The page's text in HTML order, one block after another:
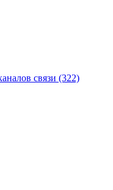
связи (322)